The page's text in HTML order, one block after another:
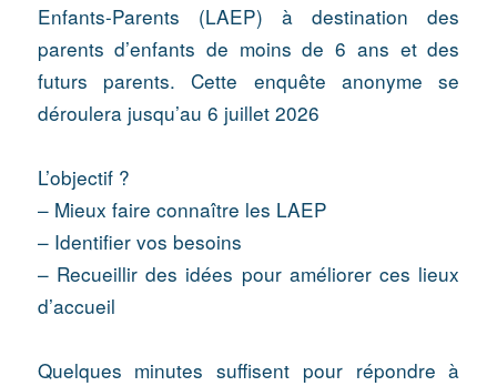
Enfants-Parents (LAEP) à destination des
parents d’enfants de moins de 6 ans et des
futurs parents. Cette enquête anonyme se
déroulera jusqu’au 6 juillet 2026
L’objectif ?
– Mieux faire connaître les LAEP
– Identifier vos besoins
– Recueillir des idées pour améliorer ces lieux
d’accueil
Quelques minutes suffisent pour répondre à